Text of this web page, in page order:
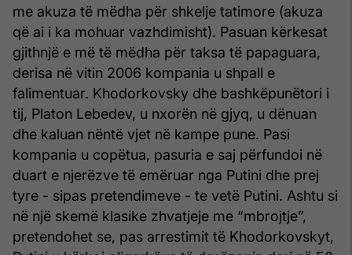
me akuza të mëdha për shkelje tatimore (akuza
që ai i ka mohuar vazhdimisht). Pasuan kërkesat
gjithnjë e më të mëdha për taksa të papaguara,
derisa në vitin 2006 kompania u shpall e
falimentuar. Khodorkovsky dhe bashkëpunëtori i
tij, Platon Lebedev, u nxorën në gjyq, u dënuan
dhe kaluan nëntë vjet në kampe pune. Pasi
kompania u copëtua, pasuria e saj përfundoi në
duart e njerëzve të emëruar nga Putini dhe prej
tyre - sipas pretendimeve - te vetë Putini. Ashtu si
në një skemë klasike zhvatjeje me “mbrojtje”,
pretendohet se, pas arrestimit të Khodorkovskyt,